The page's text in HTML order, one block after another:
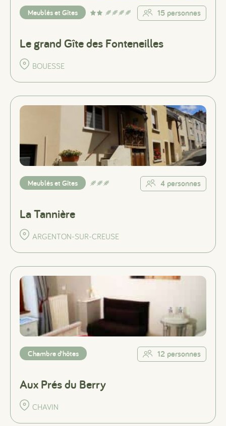
Meublés et Gîtes 15 personnes
Le grand Gîte des Fonteneilles
BOUESSE
Meublés et Gîtes 4 personnes
La Tannière
ARGENTON-SUR-CREUSE
Chambre d'hôtes 12 personnes
Aux Prés du Berry
CHAVIN